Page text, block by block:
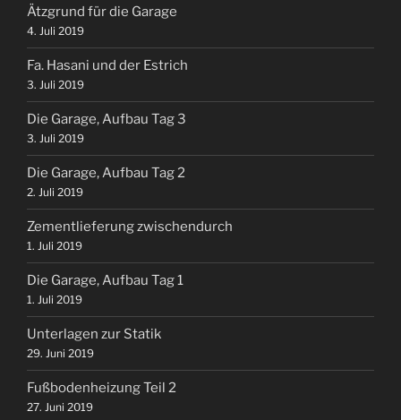
Ätzgrund für die Garage
4. Juli 2019
Fa. Hasani und der Estrich
3. Juli 2019
Die Garage, Aufbau Tag 3
3. Juli 2019
Die Garage, Aufbau Tag 2
2. Juli 2019
Zementlieferung zwischendurch
1. Juli 2019
Die Garage, Aufbau Tag 1
1. Juli 2019
Unterlagen zur Statik
29. Juni 2019
Fußbodenheizung Teil 2
27. Juni 2019